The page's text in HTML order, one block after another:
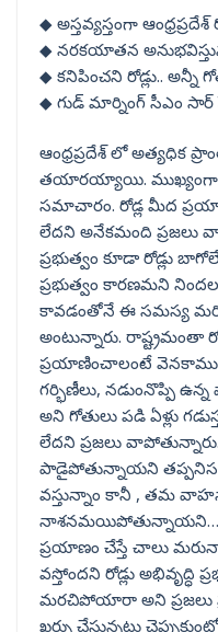
◆ అస్తవ్యస్తంగా ఆంధ్రప్రదేశ్
◆ నరకయాతన
◆ కనిపించని రోడ్లు.. అన్నీ
◆ గుడ్ మార్నింగ్ సీఎం
ఆంధ్రప్రదేశ్ లో అత్యధిక
తయారయ్యాయి. ముఖ్యంగా
సమాచారం. రోడ్ల మీద
లేదని అనేకమంది ప్రజలు
ప్రభుత్వం కూడా రోడ్లు
ప్రభుత్వం కారణమని
కావడంతోనే ఈ సమస్య
అంటున్నారు. రాష్ట్రమంతా
ప్రయాణించాలంటే
గర్భిణీలు, నడుంనొప్పి
అని గోతులు పడి ఏళ్లు
లేదని ప్రజలు
పాడైపోతున్నాయని తప్పనిసరి
వస్తున్నాం కానీ , తమ
నాశనమయిపోతున్నాయని…
ప్రయాణం చేస్తే చాలు
వస్తోందని రోడ్లు అభివృద్ధి
మరచిపోయారా అని ప్రజలు
ఖర్చు చేస్తున్నట్టు